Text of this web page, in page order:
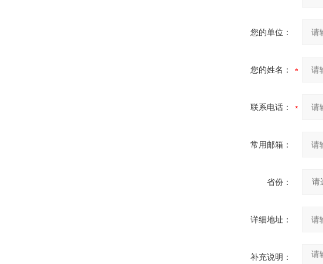
您的单位：
您的姓名：
联系电话：
常用邮箱：
省份：
详细地址：
补充说明：